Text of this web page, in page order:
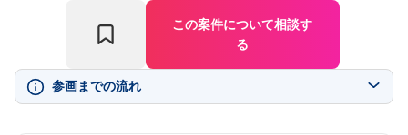
この案件について相談す
る
参画までの流れ